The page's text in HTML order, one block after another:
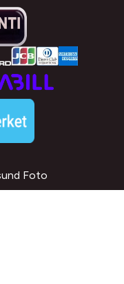
Foto